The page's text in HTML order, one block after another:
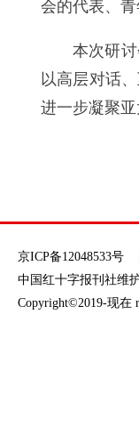
会的代表、
本次研
以高层对话
进一步凝聚
京ICP备12048533号 |
中国红十字报刊社维
Copyright©2019-现在